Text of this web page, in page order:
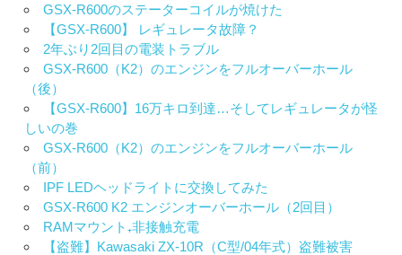
GSX-R600のステーターコイルが焼けた
【GSX-R600】 レギュレータ故障？
2年ぶり2回目の電装トラブル
GSX-R600（K2）のエンジンをフルオーバーホール
（後）
【GSX-R600】16万キロ到達…そしてレギュレータが怪
しいの巻
GSX-R600（K2）のエンジンをフルオーバーホール
（前）
IPF LEDヘッドライトに交換してみた
GSX-R600 K2 エンジンオーバーホール（2回目）
RAMマウント₊非接触充電
【盗難】Kawasaki ZX-10R（C型/04年式）盗難被害